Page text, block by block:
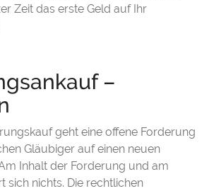
Zeit das erste Geld auf Ihr
–
geht eine offene Forderung
Gläubiger auf einen neuen
Inhalt der Forderung und am
sich nichts. Die rechtlichen